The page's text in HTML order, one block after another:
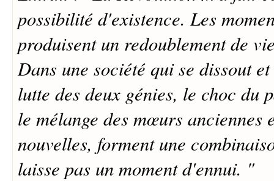
possibilité d'existence. Les
produisent un redoublement de
Dans une société qui se dissout
lutte des deux génies, le choc du
le mélange des mœurs anciennes
nouvelles, forment une
laisse pas un moment d'ennui. "